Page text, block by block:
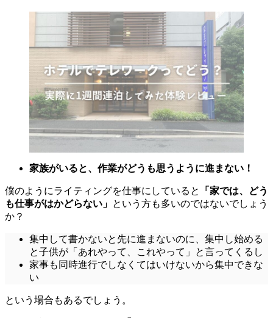
家族がいると、作業がどうも思うように進まない！
僕のようにライティングを仕事にしていると
「家では、どう
も仕事がはかどらない」 という方も多いのではないでしょう
か？
集中して書かないと先に進まないのに、集中し始める
と子供が「あれやって、これやって」と言ってくるし
家事も同時進行でしなくてはいけないから集中できな
い
という場合もあるでしょう。